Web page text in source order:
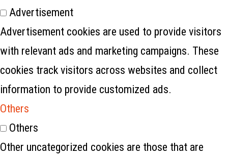
Advertisement
Advertisement cookies are used to provide visitors
with relevant ads and marketing campaigns. These
cookies track visitors across websites and collect
information to provide customized ads.
Others
Others
Other uncategorized cookies are those that are